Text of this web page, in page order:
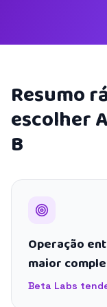
Resumo
escolher
B
Operação
maior
Beta Labs